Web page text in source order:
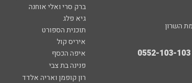
ברק סרי ואלי אוחנה
גיא פלג
תוכנית הספורט
איריס קול
איפה הכסף
פנינה בת צבי
רון קופמן ואריה אלדד